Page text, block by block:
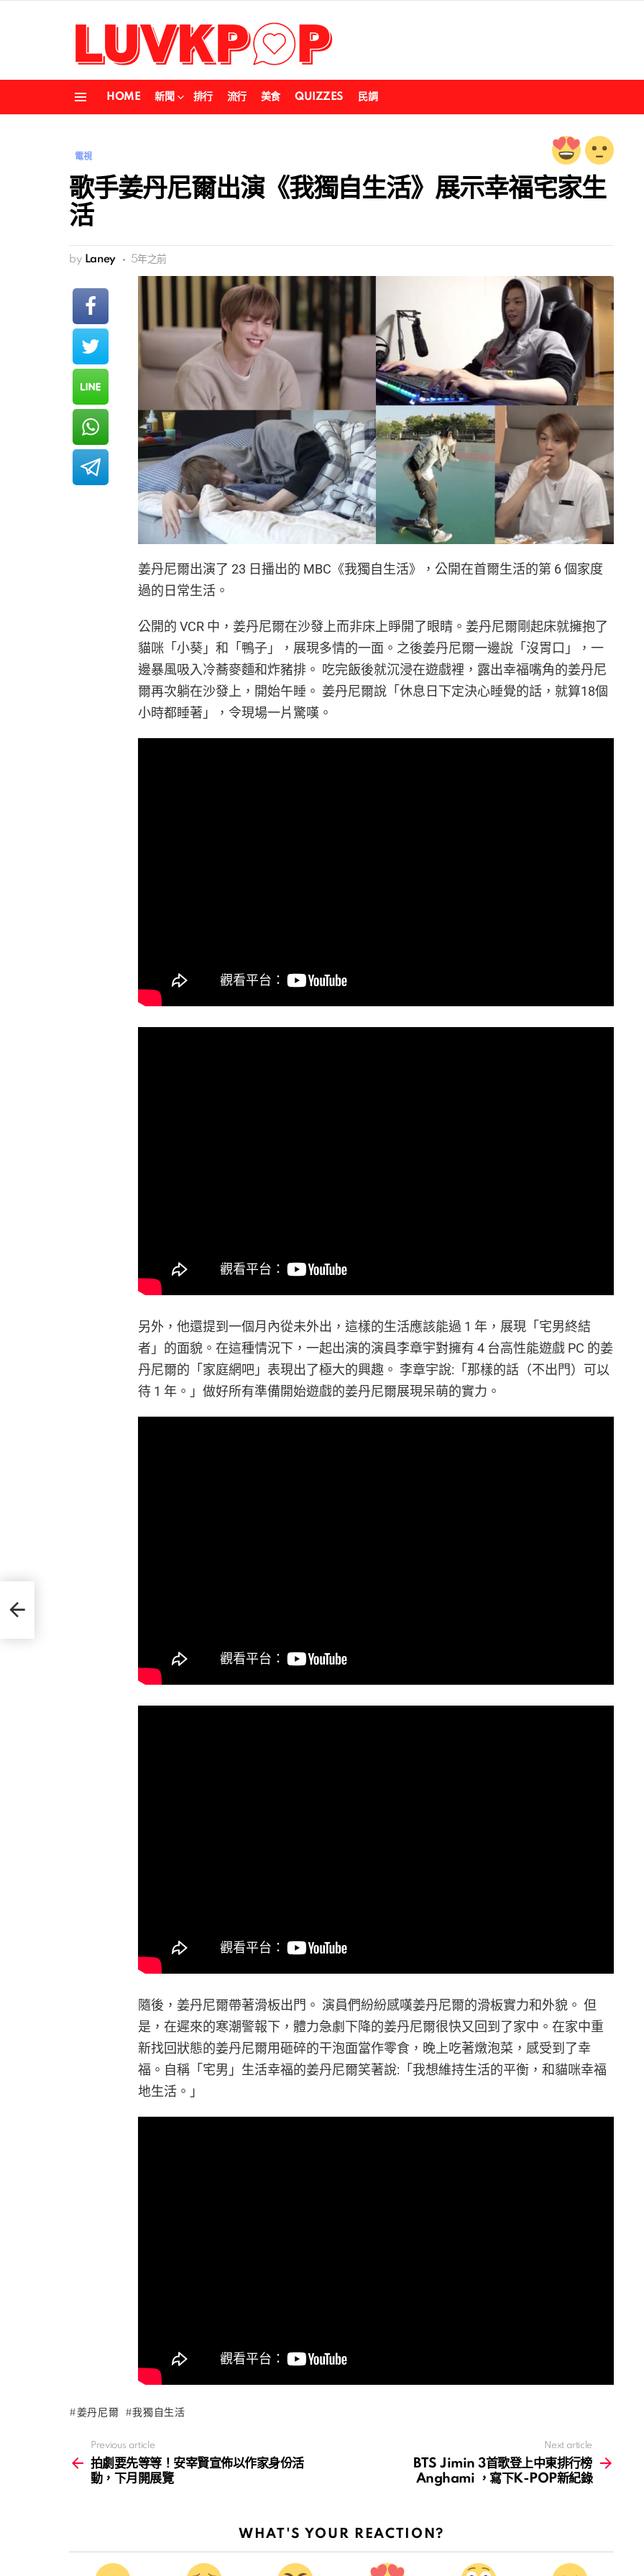
HOME 新聞 排行 流行 美食 QUIZZES 民調
電視
歌手姜丹尼爾出演《我獨自生活》展示幸福宅家生
活
by Laney 5年之前
姜丹尼爾出演了 23 日播出的 MBC《我獨自生活》，公開在首爾生活的第 6 個家度
過的日常生活。
公開的 VCR 中，姜丹尼爾在沙發上而非床上睜開了眼睛。姜丹尼爾剛起床就擁抱了
貓咪「小葵」和「鴨子」，展現多情的一面。之後姜丹尼爾一邊說「沒胃口」，一
邊暴風吸入冷蕎麥麵和炸豬排。 吃完飯後就沉浸在遊戲裡，露出幸福嘴角的姜丹尼
爾再次躺在沙發上，開始午睡。 姜丹尼爾說「休息日下定決心睡覺的話，就算18個
小時都睡著」，令現場一片驚嘆。
另外，他還提到一個月內從未外出，這樣的生活應該能過 1 年，展現「宅男終結
者」的面貌。在這種情況下，一起出演的演員李章宇對擁有 4 台高性能遊戲 PC 的姜
丹尼爾的「家庭網吧」表現出了極大的興趣。 李章宇說:「那樣的話（不出門）可以
待 1 年。」做好所有準備開始遊戲的姜丹尼爾展現呆萌的實力。
隨後，姜丹尼爾帶著滑板出門。 演員們紛紛感嘆姜丹尼爾的滑板實力和外貌。 但
是，在遲來的寒潮警報下，體力急劇下降的姜丹尼爾很快又回到了家中。在家中重
新找回狀態的姜丹尼爾用砸碎的干泡面當作零食，晚上吃著燉泡菜，感受到了幸
福。自稱「宅男」生活幸福的姜丹尼爾笑著說:「我想維持生活的平衡，和貓咪幸福
地生活。」
姜丹尼爾 我獨自生活
more
Previous article
拍劇要先等等！安宰賢宣佈以作家身份活
動，下月開展覽
Next article
BTS Jimin 3首歌登上中東排行榜
Anghami ，寫下K-POP新紀錄
WHAT'S YOUR REACTION?